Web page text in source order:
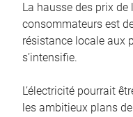
La hausse des prix de
consommateurs est
résistance locale aux
s’intensifie.
L’électricité pourrait
les ambitieux plans